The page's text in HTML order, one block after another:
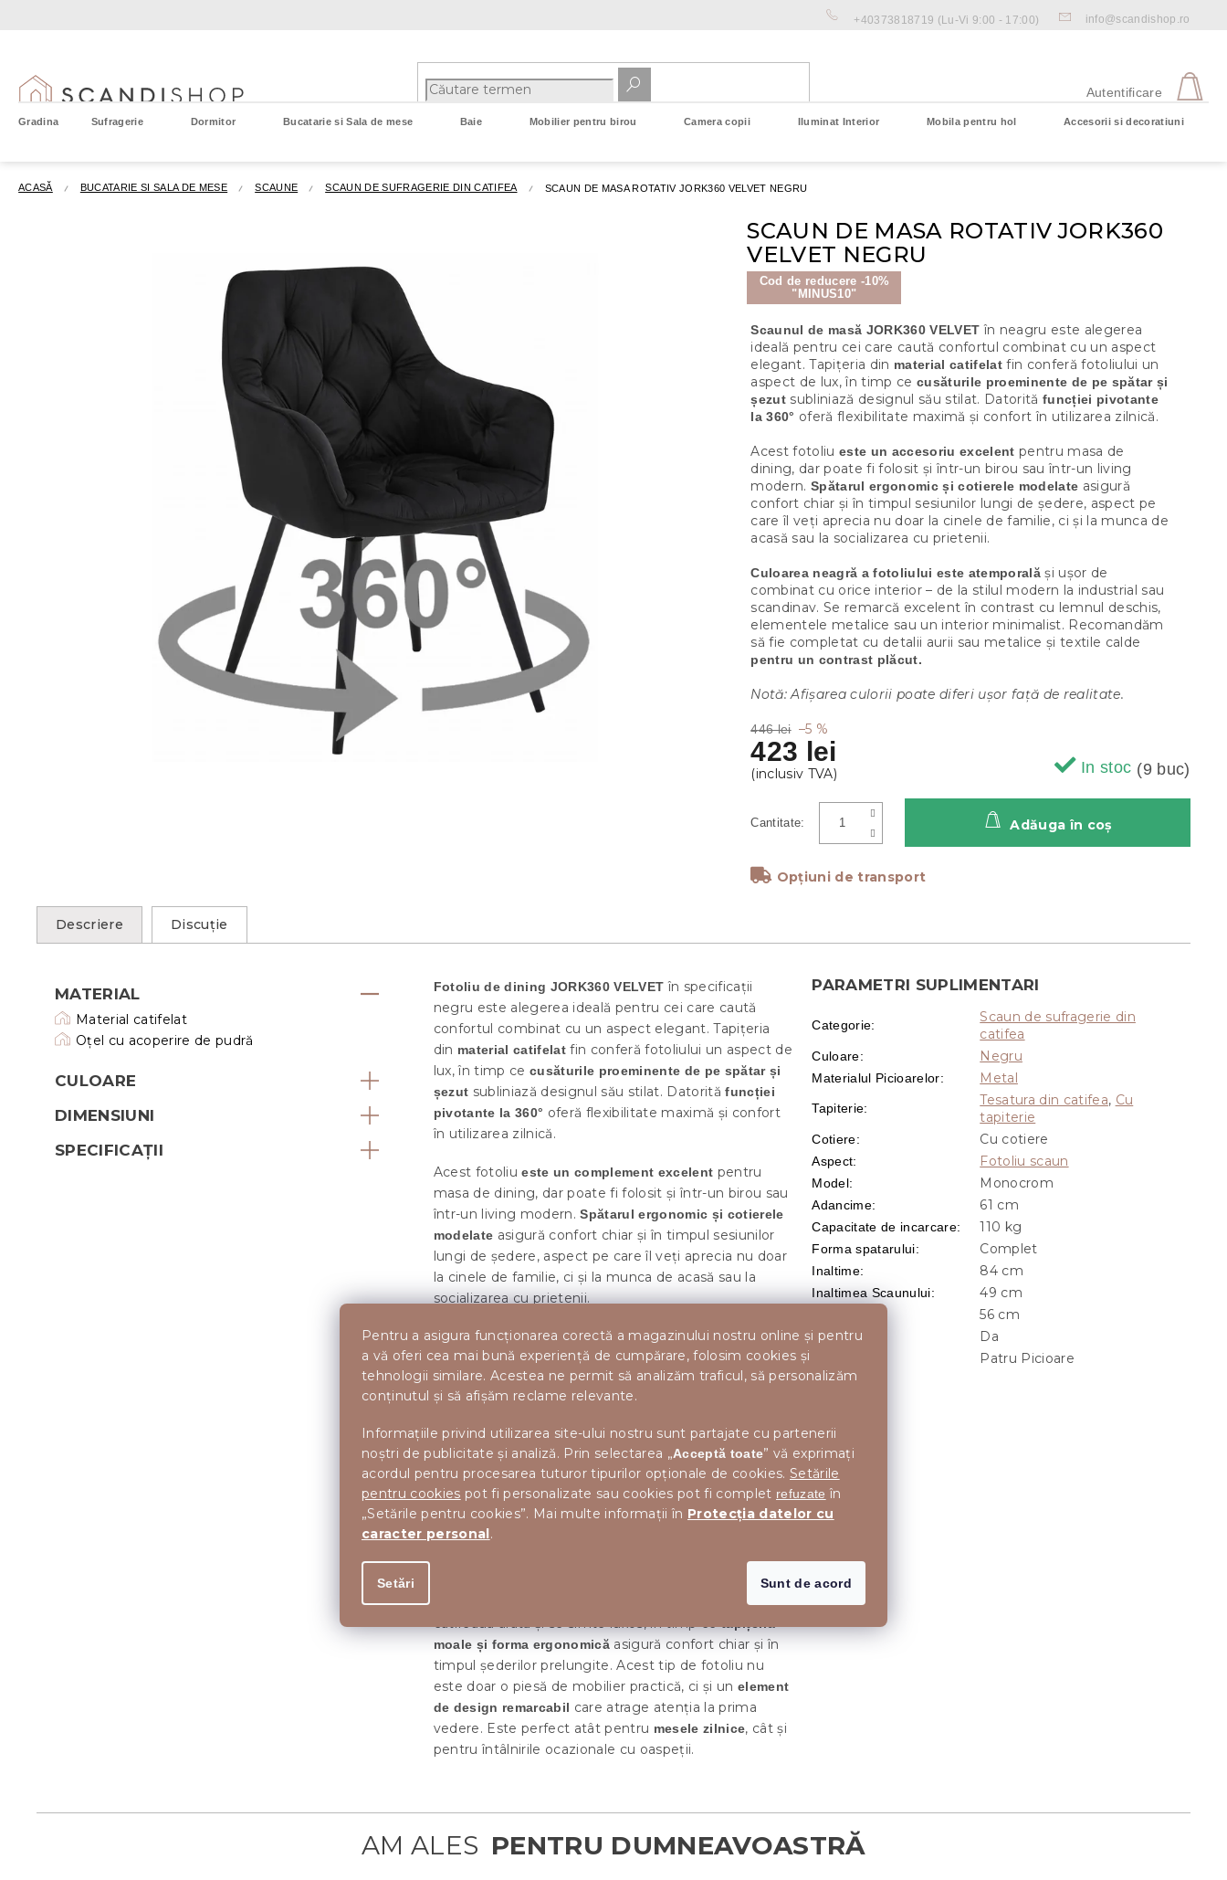
Pentru a asigura funcționarea corectă a magazinului nostru online și pentru
a vă oferi cea mai bună experiență de cumpărare, folosim cookies și
tehnologii similare. Acestea ne permit să analizăm traficul, să personalizăm
conținutul și să afișăm reclame relevante.
Informațiile privind utilizarea site-ului nostru sunt partajate cu partenerii
noștri de publicitate și analiză. Prin selectarea „Acceptă toate” vă exprimați
acordul pentru procesarea tuturor tipurilor opționale de cookies. Setările
pentru cookies pot fi personalizate sau cookies pot fi complet refuzate în
„Setările pentru cookies”. Mai multe informații în Protecția datelor cu
caracter personal.
Setări Sunt de acord
+40373818719 (Lu-Vi 9:00 - 17:00) info@scandishop.ro
Autentificare
Gradina Sufragerie Dormitor Bucatarie si Sala de mese Baie Mobilier pentru birou Camera copii Iluminat Interior Mobila pentru hol Accesorii si decoratiuni
ACASĂ BUCATARIE SI SALA DE MESE SCAUNE SCAUN DE SUFRAGERIE DIN CATIFEA SCAUN DE MASA ROTATIV JORK360 VELVET NEGRU
SCAUN DE MASA ROTATIV JORK360
VELVET NEGRU
Cod de reducere -10%
"MINUS10"
446 lei –5 %
423 lei
In stoc (9 buc)
Opțiuni de transport
Adăuga în coş
Scaunul de masă JORK360 VELVET în neagru este alegerea
ideală pentru cei care caută confortul combinat cu un aspect
elegant. Tapițeria din material catifelat fin conferă fotoliului un
aspect de lux, în timp cecusăturile proeminente de pe spătar și
șezut subliniază designul său stilat. Datorităfuncției pivotante
la 360° oferă flexibilitate maximă și confort în utilizarea zilnică.
Acest fotoliueste un accesoriu excelent pentru masa de
dining, dar poate fi folosit și într-un birou sau într-un living
modern.Spătarul ergonomic și cotierele modelate asigură
confort chiar și în timpul sesiunilor lungi de ședere, aspect pe
care îl veți aprecia nu doar la cinele de familie, ci și la munca de
acasă sau la socializarea cu prietenii.
Culoarea neagră a fotoliului este atemporală și ușor de
combinat cu orice interior – de la stilul modern la industrial sau
scandinav. Se remarcă excelent în contrast cu lemnul deschis,
elementele metalice sau un interior minimalist. Recomandăm
să fie completat cu detalii aurii sau metalice și textile calde
pentru un contrast plăcut.
Notă: Afișarea culorii poate diferi ușor față de realitate.
Descriere Discuţie
MATERIAL
Material catifelat
Oțel cu acoperire de pudră
CULOARE
DIMENSIUNI
SPECIFICAȚII
Fotoliu de dining JORK360 VELVET în specificații
negru este alegerea ideală pentru cei care caută
confortul combinat cu un aspect elegant. Tapițeria
din material catifelat fin conferă fotoliului un aspect de
lux, în timp cecusăturile proeminente de pe spătar și
șezut subliniază designul său stilat. Datorităfuncției
pivotante la 360° oferă flexibilitate maximă și confort
în utilizarea zilnică.
Acest fotoliueste un complement excelent pentru
masa de dining, dar poate fi folosit și într-un birou sau
într-un living modern.Spătarul ergonomic și cotierele
modelate asigură confort chiar și în timpul sesiunilor
lungi de ședere, aspect pe care îl veți aprecia nu doar
la cinele de familie, ci și la munca de acasă sau la
socializarea cu prietenii.
Culoarea neagră a fotoliului este atemporalăși ușor de
combinat cu orice interior – de la stilul modern la
industrial sau scandinav. Se remarcă excelent în
contrast cu lemnul deschis, elementele metalice sau
cu detalii aurii sau metalice și textile caldepentru un
contrast plăcut.
Notă: Afișarea culorii poate diferi ușor față de
realitate.
reprezintă o soluție
elegantă și confortabilă pentru orice sală de dining
suprafeței catifelate,
catifeaua arată și se simte luxos, în timp ce
moale și forma ergonomică asigură confort chiar și în
timpul șederilor prelungite. Acest tip de fotoliu nu
este doar o piesă de mobilier practică, ci și unelement
de design remarcabil care atrage atenția la prima
vedere. Este perfect atât pentru mesele zilnice, cât și
pentru întâlnirile ocazionale cu oaspeții.
PARAMETRI SUPLIMENTARI
Categorie:
Scaun de sufragerie din
catifea
Culoare: Negru
Materialul Picioarelor: Metal
Tapiterie: Tesatura din catifea, Cu
tapiterie
Cotiere: Cu cotiere
Aspect: Fotoliu scaun
Model: Monocrom
Adancime: 61 cm
Capacitate de incarcare: 110 kg
Forma spatarului: Complet
Inaltime: 84 cm
Inaltimea Scaunului: 49 cm
56 cm
Rotativ: Da
Patru Picioare